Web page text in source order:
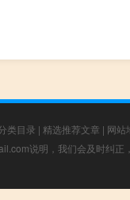
类目录 | 精选推荐文章 | 网站
说明，我们会及时纠正